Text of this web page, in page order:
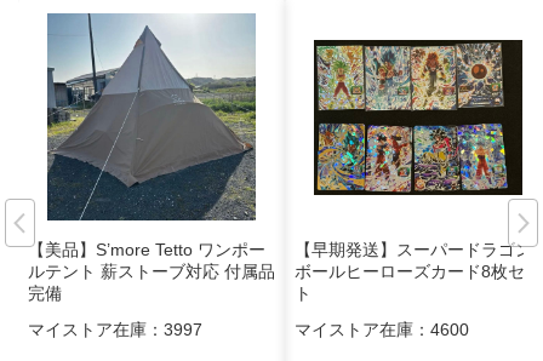
【美品】S’more Tetto ワンポー
ルテント 薪ストーブ対応 付属品
完備
マイストア在庫： 3997
【早期発送】スーパードラゴン
ボールヒーローズカード8枚セッ
ト
マイストア在庫： 4600